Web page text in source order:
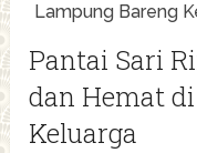
Lampung Bareng
Pantai Sari
dan Hemat
Keluarga